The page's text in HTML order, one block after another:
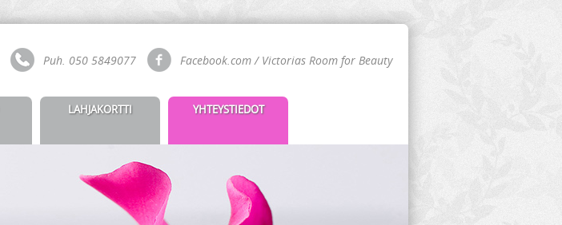
Puh. 050 5849077 Facebook.com / Victorias Room for Beauty
LAHJAKORTTI YHTEYSTIEDOT